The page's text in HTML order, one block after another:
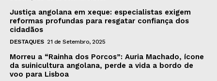
Justiça angolana em xeque: especialistas exigem
reformas profundas para resgatar confiança dos
cidadãos
DESTAQUES 21 de Setembro, 2025
Morreu a “Rainha dos Porcos”: Auria Machado, ícone
da suinicultura angolana, perde a vida a bordo de
voo para Lisboa